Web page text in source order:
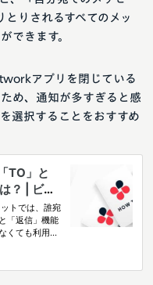
りされるすべてのメッ
できます。
アプリを閉じている
め、通知が多すぎると感
選択することをおすすめ